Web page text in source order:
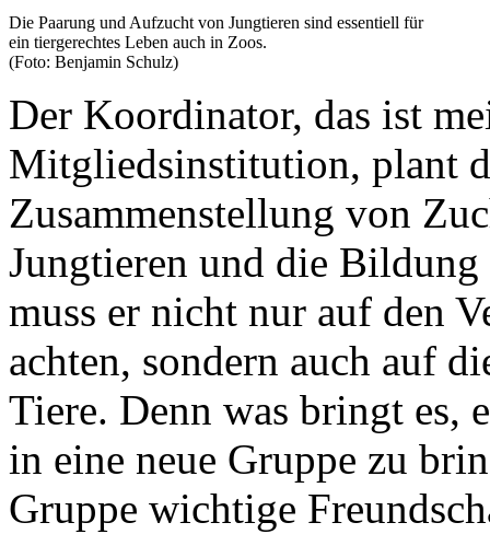
Die Paarung und Aufzucht von Jungtieren sind essentiell für
ein tiergerechtes Leben auch in Zoos.
(Foto: Benjamin Schulz)
Der Koordinator, das ist
Mitgliedsinstitution, plant
Zusammenstellung von
Jungtieren und die
muss er nicht nur auf den
achten, sondern auch auf
Tiere. Denn was bringt es,
in eine neue Gruppe zu
Gruppe wichtige